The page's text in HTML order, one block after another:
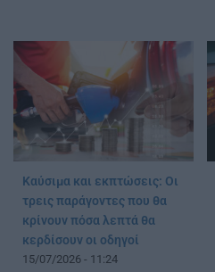
Καύσιμα και εκπτώσεις: Οι
τρεις παράγοντες που θα
κρίνουν πόσα λεπτά θα
κερδίσουν οι οδηγοί
15/07/2026 - 11:24